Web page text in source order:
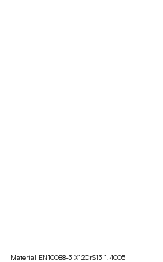
Material EN10088-3 X12CrS13 1.4005